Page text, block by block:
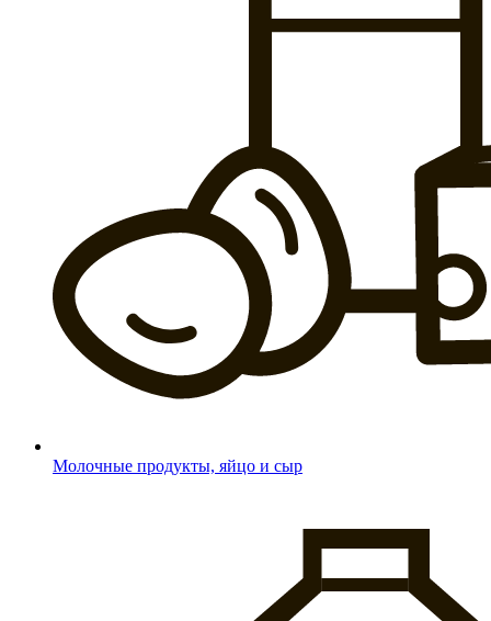
Молочные продукты, яйцо и сыр